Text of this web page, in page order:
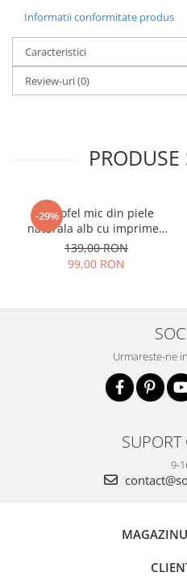
Informatii conformitate produs
Caracteristici
Review-uri(0)
-29%
Portofel mic din piele
naturala alb cu imprimeu
B-8912 07
139,00 RON
99,00 RON
Urmareste-ne
SUPORT
9-